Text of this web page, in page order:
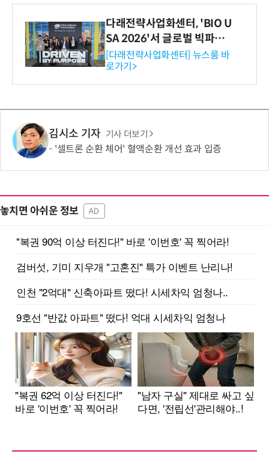
다래전략사업화센터, 'BIO U
SA 2026'서 글로벌 빅파마
와의 비즈니스 미팅 지원…K
-바이오 해외 진출 교두보 확
보
[다래전략사업화센터] 뉴스룸 바
로가기>
김시소 기자 기사 더보기
'셀트론 순환 체어' 혈액순환 개선 효과 입증
놓치면 아쉬운 정보 AD